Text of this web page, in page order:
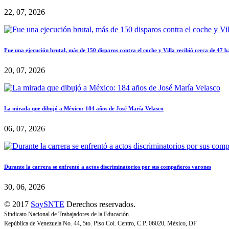
22, 07, 2026
Fue una ejecución brutal, más de 150 disparos contra el coche y Villa recibió cerca de 47
20, 07, 2026
La mirada que dibujó a México: 184 años de José María Velasco
06, 07, 2026
Durante la carrera se enfrentó a actos discriminatorios por sus compañeros varones
30, 06, 2026
© 2017 SoySNTE Derechos reservados.
Sindicato Nacional de Trabajadores de la Educación
República de Venezuela No. 44, 5to. Piso Col. Centro, C.P. 06020, México, DF